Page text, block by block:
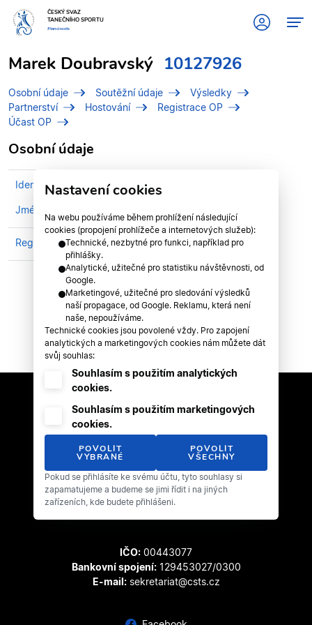
ČESKÝ SVAZ
TANEČNÍHO SPORTU
#tanciscsts
Marek Doubravský 10127926
Osobní údaje Soutěžní údaje
Výsledky
Partnerství
Hostování
Registrace OP
Účast OP
Osobní údaje
Identifikační číslo (IDT)
Jméno
Registrován v divizi Liberecká divize
Český svaz tanečního sportu
Zátopkova 100/2
169 00 Praha 6 - Břevnov
IČO: 00443077
Bankovní spojení:129453027/0300
E-mail:sekretariat@csts.cz
Nastavení cookies
Na webu používáme během prohlížení následující
cookies (propojení prohlížeče a internetových služeb):
Technické, nezbytné pro funkci, například pro
přihlášky.
Analytické, užitečné pro statistiku návštěvnosti, od
Google.
Marketingové, užitečné pro sledování výsledků
naší propagace, od Google. Reklamu, která není
naše, nepoužíváme.
Technické cookies jsou povolené vždy. Pro zapojení
analytických a marketingových cookies nám můžete dát
svůj souhlas:
Souhlasím s použitím analytických
cookies.
Souhlasím s použitím marketingových
cookies.
POVOLIT
VYBRANÉ
POVOLIT
VŠECHNY
Pokud se přihlásíte ke svému účtu, tyto souhlasy si
zapamatujeme a budeme se jimi řídit i na jiných
zařízeních, kde budete přihlášeni.